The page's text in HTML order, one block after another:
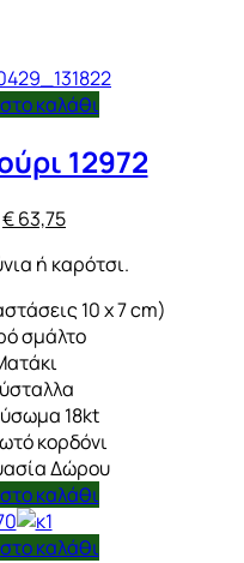
καλάθι
12972
Original
was:
€ 75,00.
€63,75Η
τιμή
είναι:
€ 63,75.
ή καρότσι.
10 x 7 cm)
σμάλτο
18kt
κορδόνι
Δώρου
καλάθι
καλάθι